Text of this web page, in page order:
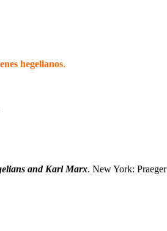
hegelianos.
and Karl Marx. New York: